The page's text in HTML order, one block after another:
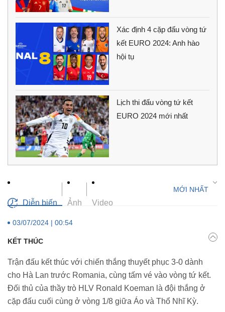
Xác định 4 cặp đấu vòng tứ
kết EURO 2024: Anh hào
hội tụ
Lịch thi đấu vòng tứ kết
EURO 2024 mới nhất
Diễn biến Ảnh Video
03/07/2024 | 00:54
KẾT THÚC
Trận đấu kết thúc với chiến thắng thuyết phục 3-0 dành
cho Hà Lan trước Romania, cùng tấm vé vào vòng tứ kết.
Đối thủ của thầy trò HLV Ronald Koeman là đội thắng ở
cặp đấu cuối cùng ở vòng 1/8 giữa Áo và Thổ Nhĩ Kỳ.